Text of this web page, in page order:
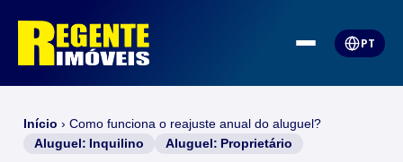
PT
Início › Como funciona o reajuste anual do aluguel?
Aluguel: Inquilino
Aluguel: Proprietário